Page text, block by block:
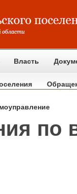
Власть
по